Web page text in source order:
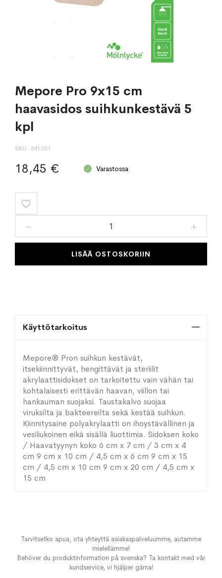
Mepore Pro 9x15 cm
haavasidos suihkunkestävä 5
kpl
SKU 341201
18,45 € Varastossa
toivelistaan
LISÄÄ OSTOSKORIIN
Käyttötarkoitus
Mepore® Pron suihkun kestävät,
itsekiinnittyvät, hengittävät ja steriilit
akrylaattisidokset on tarkoitettu vain vähän tai
kohtalaisesti erittävän haavan, viillon tai
hankauman suojaksi. Taustakalvo suojaa
viruksilta ja bakteereilta sekä kestää suihkun.
Kiinnitysaine polyakrylaatti on ihoystävällinen ja
vesiliukoinen eikä sisällä liuottimia. Sidoksen koko
/ Haavatyynyn koko 6 cm x 7 cm / 3 cm x 4
cm 9 cm x 10 cm / 4,5 cm x 6 cm 9 cm x 15
cm / 4,5 cm x 10 cm 9 cm x 20 cm / 4,5 cm x
15 cm
Tarvitsetko apua, ota yhteyttä asiakaspalveluumme, autamme
mielellämme!
Behöver du produktinformation på svenska? Ta kontakt med vår
kundservice, vi hjälper gärna!